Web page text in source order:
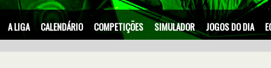
A LIGA CALENDÁRIO COMPETIÇÕES SIMULADOR JOGOS DO DIA